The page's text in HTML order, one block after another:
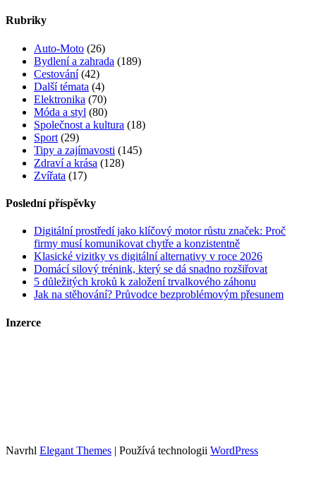
Rubriky
Auto-Moto (26)
Bydlení a zahrada (189)
Cestování(42)
Další témata (4)
Elektronika (70)
Móda a styl (80)
Společnost a kultura (18)
Sport (29)
Tipy a zajímavosti (145)
Zdraví a krása (128)
Zvířata (17)
Poslední příspěvky
Digitální prostředí jako klíčový motor růstu značek: Proč
firmy musí komunikovat chytře a konzistentně
Klasické vizitky vs digitální alternativy v roce 2026
Domácí silový trénink, který se dá snadno rozšiřovat
5 důležitých kroků k založení trvalkového záhonu
Jak na stěhování? Průvodce bezproblémovým přesunem
Inzerce
Navrhl Elegant Themes | Používá technologii WordPress